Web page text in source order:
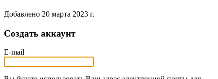
Добавлено 20 марта 2023 г.
Создать аккаунт
E-mail